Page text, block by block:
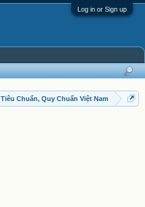
Log in or Sign up
Tiêu Chuẩn, Quy Chuẩn Việt Nam